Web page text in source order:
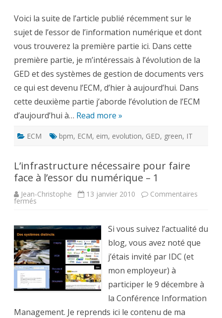
faire
face
à
l’essor
du
numérique
–
2
Voici la suite de l’article publié récemment sur le
sujet de l’essor de l’information numérique et dont
vous trouverez la première partie ici. Dans cette
première partie, je m’intéressais à l’évolution de la
GED et des systèmes de gestion de documents vers
ce qui est devenu l’ECM, d’hier à aujourd’hui. Dans
cette deuxième partie j’aborde l’évolution de l’ECM
d’aujourd’hui à… Read more »
ECM bpm, ECM, eim, evolution, GED, green, IT
L’infrastructure nécessaire pour faire
face à l’essor du numérique – 1
Jean-Christophe 13 janvier 2010 Commentaires
fermés
faire
face
à
l’essor
du
numérique
–
1
Si vous suivez l’actualité du
blog, vous avez noté que
j’étais invité par IDC (et
mon employeur) à
participer le 9 décembre à
la Conférence Information
Management. Je reprends ici le contenu de ma